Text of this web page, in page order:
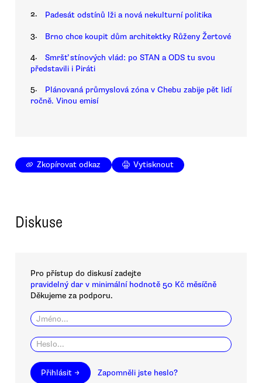
2. Padesát odstínů lži a nová nekulturní politika
3. Brno chce koupit dům architektky Růženy Žertové
4.
Smršť stínových vlád: po STAN a ODS tu svou
představili i Piráti
5.
Plánovaná průmyslová zóna v Chebu zabije pět lidí
ročně. Vinou emisí
Zkopírovat odkaz Vytisknout
Diskuse
Pro přístup do diskusí zadejte
pravidelný dar v minimální hodnotě 50 Kč měsíčně
Děkujeme za podporu.
Přihlásit → Zapomněli jste heslo?